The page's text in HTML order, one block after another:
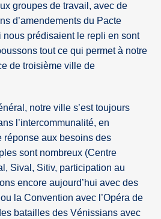
groupes de travail, avec de
d’amendements du Pacte
nous prédisaient le repli en sont
tout ce qui permet à notre
de troisième ville de
notre ville s’est toujours
l’intercommunalité, en
réponse aux besoins des
sont nombreux (Centre
Sival, Sitiv, participation au
encore aujourd’hui avec des
la Convention avec l’Opéra de
batailles des Vénissians avec